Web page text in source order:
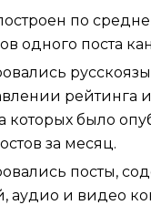
по
одного поста
рейтинга
которых было
за месяц.
посты,
аудио и видео